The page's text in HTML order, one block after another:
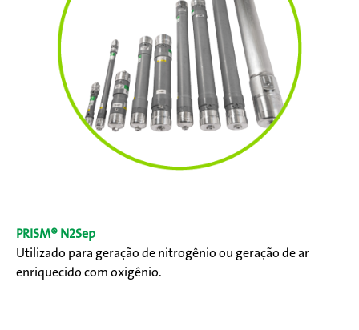
PRISM® N2Sep
Utilizado para geração de nitrogênio ou geração de ar
enriquecido com oxigênio.